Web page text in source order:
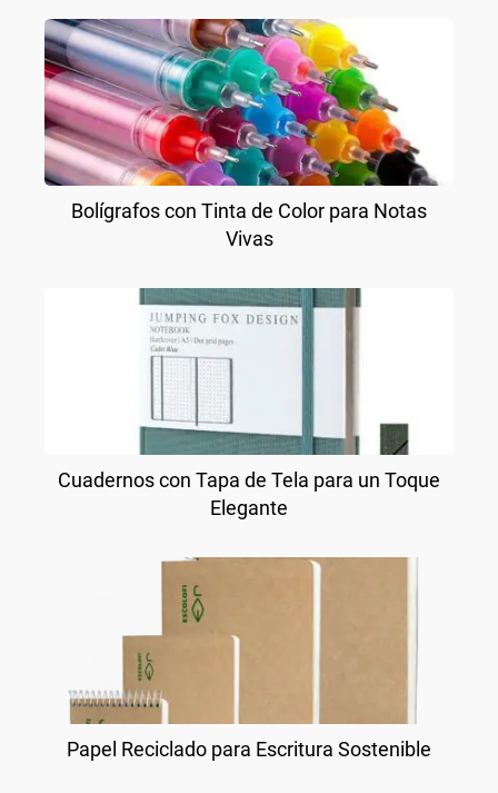
Bolígrafos con Tinta de Color para Notas
Vivas
Cuadernos con Tapa de Tela para un Toque
Elegante
Papel Reciclado para Escritura Sostenible